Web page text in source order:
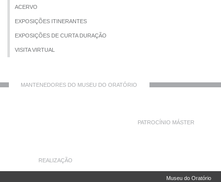
ACERVO
EXPOSIÇÕES ITINERANTES
EXPOSIÇÕES DE CURTA DURAÇÃO
VISITA VIRTUAL
MANTENEDORES DO MUSEU DO ORATÓRIO
PATROCÍNIO MÁSTER
REALIZAÇÃO
Museu do Oratório